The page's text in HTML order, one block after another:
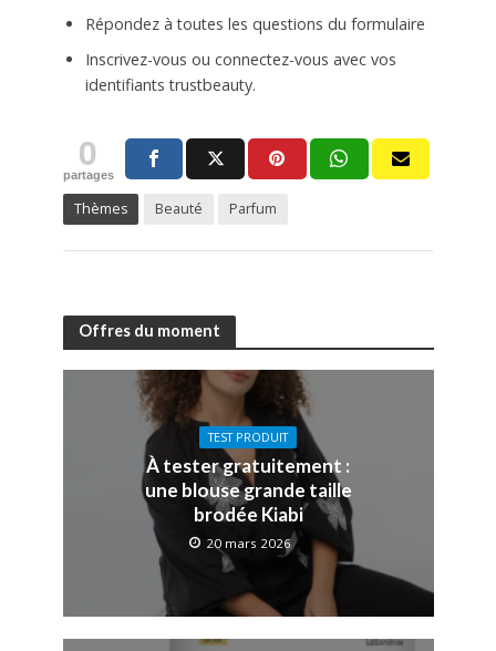
Répondez à toutes les questions du formulaire
Inscrivez-vous ou connectez-vous avec vos
identifiants trustbeauty.
0
partages
Thèmes Beauté Parfum
Offres du moment
TEST PRODUIT
À tester gratuitement :
une blouse grande taille
brodée Kiabi
20 mars 2026